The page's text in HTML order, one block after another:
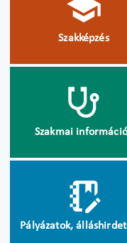
Szakképzés
Szakmai
Pályázatok,